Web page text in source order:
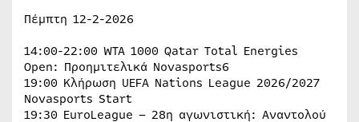
Πέμπτη 12-2-2026
14:00-22:00 WTA 1000 Qatar Total Energies
Open: Προημιτελικά Novasports6
19:00 Κλήρωση UEFA Nations League 2026/2027
Novasports Start
19:30 EuroLeague – 28η αγωνιστική: Αναντολού